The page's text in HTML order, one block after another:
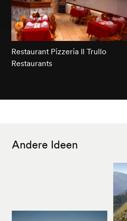
Restaurant Pizzeria Il Trullo
Restaurants
Andere Ideen